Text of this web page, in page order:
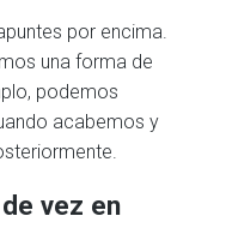
por encima.
una forma de
podemos
acabemos y
vez en